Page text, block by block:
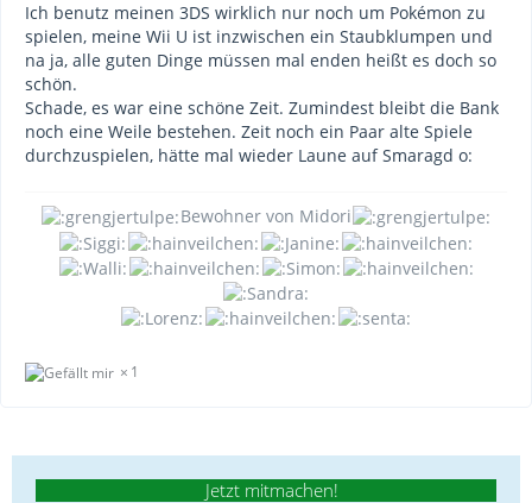
Ich benutz meinen 3DS wirklich nur noch um Pokémon zu
spielen, meine Wii U ist inzwischen ein Staubklumpen und
na ja, alle guten Dinge müssen mal enden heißt es doch so
schön.
Schade, es war eine schöne Zeit. Zumindest bleibt die Bank
noch eine Weile bestehen. Zeit noch ein Paar alte Spiele
durchzuspielen, hätte mal wieder Laune auf Smaragd o:
Bewohner von Midori
1
Jetzt mitmachen!